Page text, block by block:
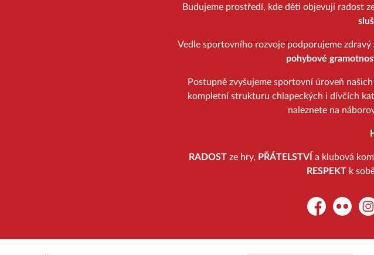
Budujeme prostředí, kde děti objevují radost
Vedle sportovního rozvoje podporujeme
pohybové
Postupně zvyšujeme sportovní úroveň
kompletní strukturu chlapeckých i dívčích
naleznete na
RADOST ze hry, PŘÁTELSTVÍ a klubová
RESPEKT k
FacebookFlickr